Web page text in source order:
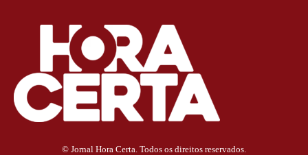
© Jornal Hora Certa. Todos os direitos reservados.